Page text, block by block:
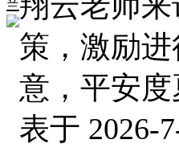
兰
策，激励
意，平安
表于 2026-